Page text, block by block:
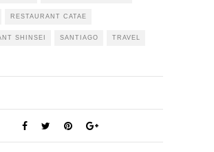
RESTAURANT CATAE
SHINSEI SANTIAGO TRAVEL